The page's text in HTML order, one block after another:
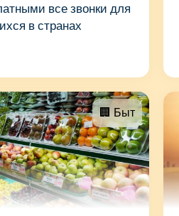
все звонки для
в странах
🏢 Быт